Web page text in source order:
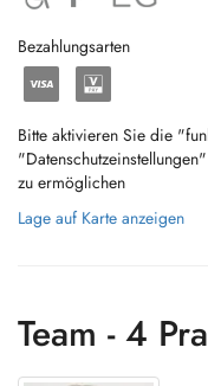
Bezahlungsarten
Bitte aktivieren Sie die
zu ermöglichen
Lage auf Karte anzeigen
Team - 4